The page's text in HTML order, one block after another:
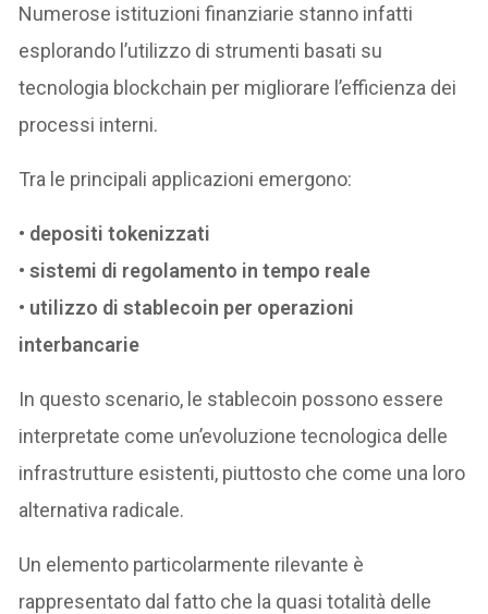
Numerose istituzioni finanziarie stanno infatti
esplorando l’utilizzo di strumenti basati su
tecnologia blockchain per migliorare l’efficienza dei
processi interni.
Tra le principali applicazioni emergono:
• depositi tokenizzati
•sistemi di regolamento in tempo reale
• utilizzo di stablecoin per operazioni
interbancarie
In questo scenario, le stablecoin possono essere
interpretate come un’evoluzione tecnologica delle
infrastrutture esistenti, piuttosto che come una loro
alternativa radicale.
Un elemento particolarmente rilevante è
rappresentato dal fatto che la quasi totalità delle